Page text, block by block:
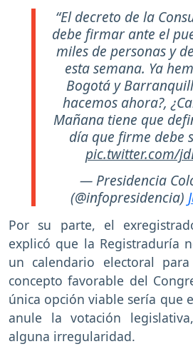
“El decreto de la
debe firmar ante el
miles de personas y
esta semana. Ya
Bogotá y
hacemos ahora?,
Mañana tiene que
día que firme debe
pic.twitter.com/
— Presidencia
(@infopresidencia)
Por su parte, el
explicó que la Registraduría
un calendario electoral
concepto favorable del
única opción viable sería que
anule la votación
alguna irregularidad.